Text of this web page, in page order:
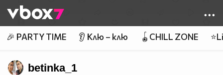
👾
🎉 PARTY TIME 👂 Клю – клю 🪀CHILL ZONE
betinka_1